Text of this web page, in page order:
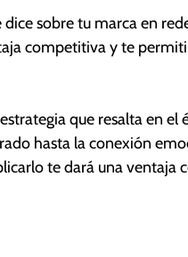
sobre tu marca en
competitiva y te
que resalta en el
hasta la conexión
te dará una ventaja